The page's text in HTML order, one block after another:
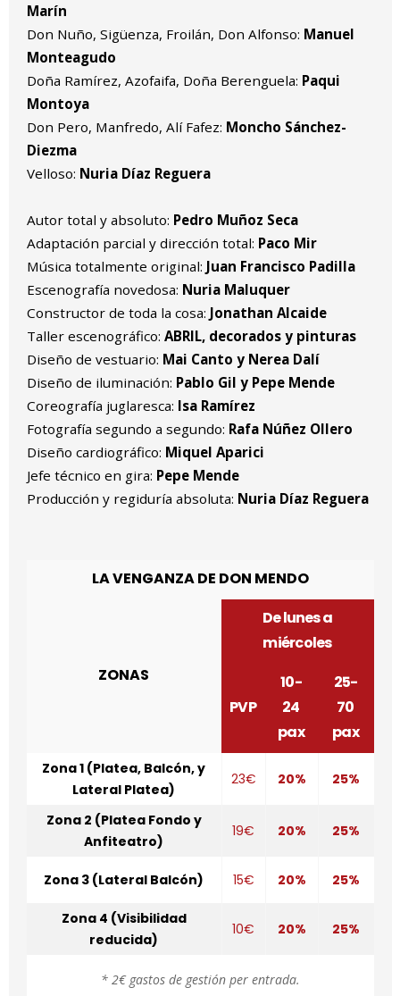
Marín
Don Nuño, Sigüenza, Froilán, Don Alfonso: Manuel
Monteagudo
Doña Ramírez, Azofaifa, Doña Berenguela: Paqui
Montoya
Don Pero, Manfredo, Alí Fafez: Moncho Sánchez-
Diezma
Velloso: Nuria Díaz Reguera
Autor total y absoluto: Pedro Muñoz Seca
Adaptación parcial y dirección total: Paco Mir
Música totalmente original: Juan Francisco Padilla
Escenografía novedosa: Nuria Maluquer
Constructor de toda la cosa: Jonathan Alcaide
Taller escenográfico: ABRIL, decorados y pinturas
Diseño de vestuario: Mai Canto y Nerea Dalí
Diseño de iluminación: Pablo Gil y Pepe Mende
Coreografía juglaresca: Isa Ramírez
Fotografía segundo a segundo: Rafa Núñez Ollero
Diseño cardiográfico: Miquel Aparici
Jefe técnico en gira: Pepe Mende
Producción y regiduría absoluta: Nuria Díaz Reguera
LA VENGANZA DE DON MENDO
ZONAS
De lunes a
miércoles
PVP
10-
24
pax
25-
70
pax
Zona 1 (Platea, Balcón, y
Lateral Platea)
23€ 20% 25%
Zona 2 (Platea Fondo y
Anfiteatro)
19€ 20% 25%
Zona 3 (Lateral Balcón) 15€ 20% 25%
Zona 4 (Visibilidad
reducida)
10€ 20% 25%
* 2€ gastos de gestión per entrada.